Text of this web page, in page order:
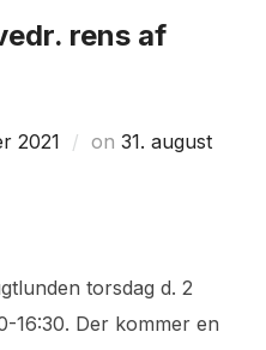
rens af
2021 on Udgivet
31. august
torsdag d. 2
16:30. Der kommer en